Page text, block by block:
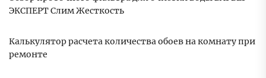
ЭКСПЕРТ Слим Жесткость
Калькулятор расчета количества обоев на комнату при
ремонте